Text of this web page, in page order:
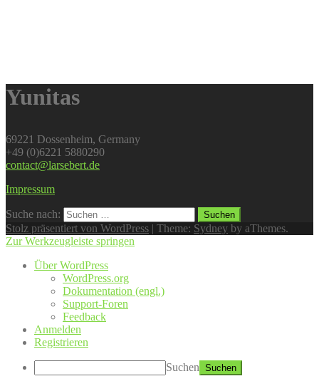
Yunitas
69221 Dossenheim, Germany
+49 (0)6221 5880290
contact@larsebert.de
Impressum
Suche nach:
Stolz präsentiert von WordPress | Theme: Sydney by aThemes.
Zur Werkzeugleiste springen
Über WordPress
WordPress.org
Dokumentation (engl.)
Support-Foren
Feedback
Anmelden
Registrieren
Suchen